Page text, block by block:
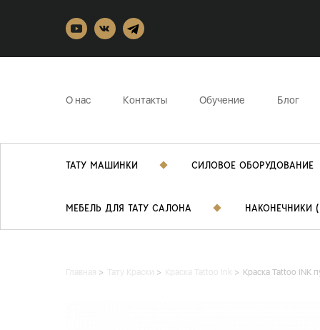
О нас Контакты Обучение Блог
ТАТУ МАШИНКИ СИЛОВОЕ ОБОРУДОВАНИЕ
МЕБЕЛЬ ДЛЯ ТАТУ САЛОНА НАКОНЕЧНИКИ
Главная Тату Краски Краска Tattoo Ink Краска Tattoo INK